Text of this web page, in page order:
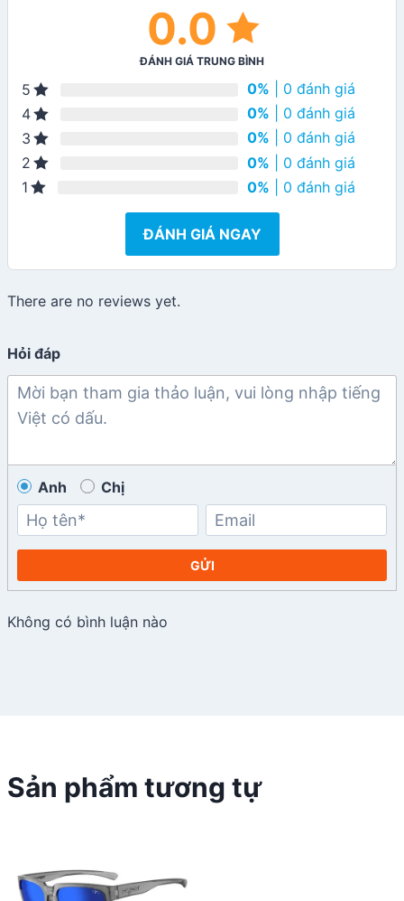
0.0
ĐÁNH GIÁ TRUNG BÌNH
5 0% | 0 đánh giá
4
0% | 0 đánh giá
3
0% | 0 đánh giá
2
0% | 0 đánh giá
1
0% | 0 đánh giá
ĐÁNH GIÁ NGAY
There are no reviews yet.
Hỏi đáp
Anh Chị
GỬI
Không có bình luận nào
Sản phẩm tương tự